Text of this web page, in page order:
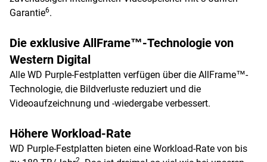
Garantie6.
Die exklusive AllFrame™-Technologie von
Western Digital
Alle WD Purple-Festplatten verfügen über die AllFrame™-
Technologie, die Bildverluste reduziert und die
Videoaufzeichnung und -wiedergabe verbessert.
Höhere Workload-Rate
WD Purple-Festplatten bieten eine Workload-Rate von bis
2